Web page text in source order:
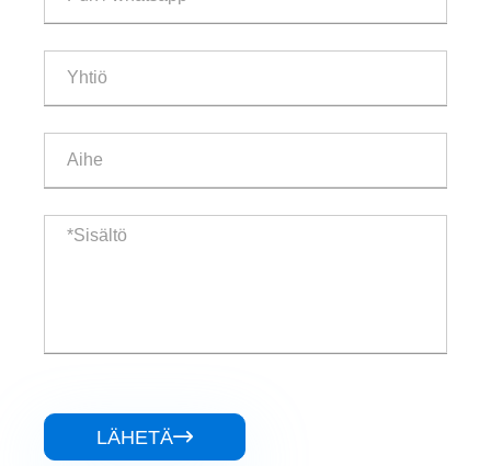
LÄHETÄ